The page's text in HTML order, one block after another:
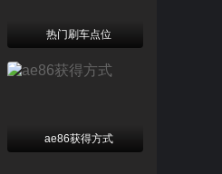
热门刷车点位
ae86获得方式